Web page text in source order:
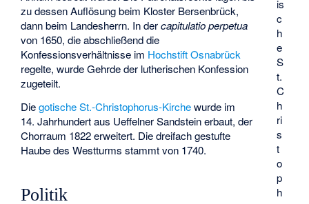
is
c
h
e
S
t.
C
h
ri
s
t
o
p
h
zu dessen Auflösung beim Kloster Bersenbrück,
dann beim Landesherrn. In dercapitulatio perpetua
von 1650, die abschließend die
Konfessionsverhältnisse im Hochstift Osnabrück
regelte, wurde Gehrde der lutherischen Konfession
zugeteilt.
Diegotische St.-Christophorus-Kirchewurde im
14. Jahrhundert aus Ueffelner Sandstein erbaut, der
Chorraum 1822 erweitert. Die dreifach gestufte
Haube des Westturms stammt von 1740.
Politik